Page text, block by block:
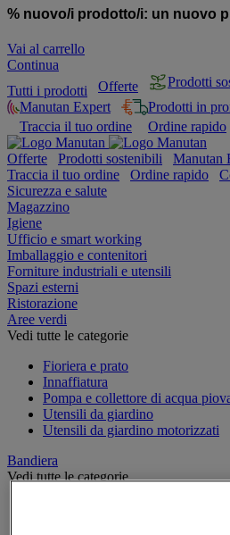
% nuovo/i prodotto/i: un nuovo
Vai al carrello
Continua
Tutti i prodotti
Offerte
Prodotti
Manutan Expert
Prodotti in
Traccia il tuo ordine
Ordine rapido
Offerte Prodotti sostenibili
Manutan
Traccia il tuo ordine
Ordine rapido
Sicurezza e salute
Magazzino
Igiene
Ufficio e smart working
Imballaggio e contenitori
Forniture industriali e utensili
Spazi esterni
Ristorazione
Aree verdi
Vedi tutte le categorie
Fioriera e prato
Innaffiatura
Pompa e collettore di acqua
Utensili da giardino
Utensili da giardino motorizzati
Bandiera
Vedi tutte le categorie